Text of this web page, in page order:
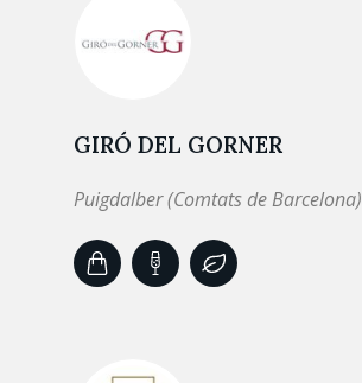
GIRÓ DEL GORNER
Puigdalber (Comtats de Barcelona)